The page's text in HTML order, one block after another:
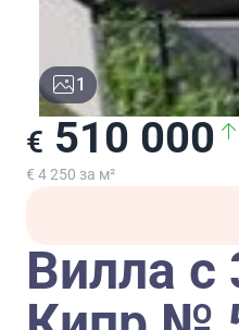
1
€ 510 000
€ 4 250 за м²
Вилла с